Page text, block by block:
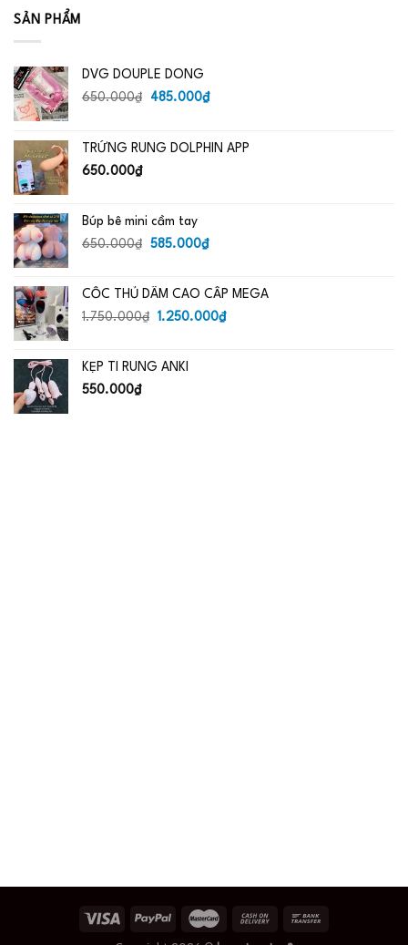
SẢN PHẨM
DVG DOUPLE DONG
650.000₫
Giá
650.000₫.
485.000₫Giá
là:
TRỨNG RUNG DOLPHIN APP
650.000₫
Búp bê mini cầm tay
650.000₫
Giá
650.000₫.
585.000₫Giá
là:
585.000₫.
CỐC THỦ DÂM CAO CẤP MEGA
1.750.000₫
Giá
1.750.000₫.
1.250.000₫Giá
KẸP TI RUNG ANKI
550.000₫